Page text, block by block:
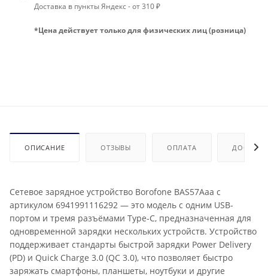
Доставка в пункты Яндекс - от 310 ₽
*Цена действует только для физических лиц (розница)
ОПИСАНИЕ ОТЗЫВЫ ОПЛАТА
Сетевое зарядное устройство Borofone BAS57Aaa с
артикулом 6941991116292 — это модель с одним USB-
портом и тремя разъёмами Type-C, предназначенная для
одновременной зарядки нескольких устройств. Устройство
поддерживает стандарты быстрой зарядки Power Delivery
(PD) и Quick Charge 3.0 (QC 3.0), что позволяет быстро
заряжать смартфоны, планшеты, ноутбуки и другие